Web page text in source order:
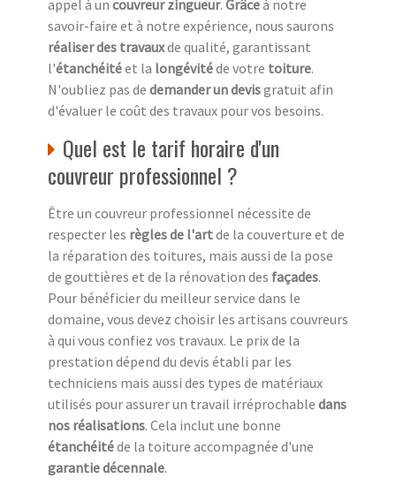
appel à un couvreur zingueur. Grâceà notre
savoir-faire et à notre expérience, nous saurons
réaliser des travauxde qualité, garantissant
l'étanchéitéet la longévitéde votre toiture.
N'oubliez pas de demander un devisgratuit afin
d'évaluer le coût des travaux pour vos besoins.
Quel est le tarif horaire d'un
couvreur professionnel ?
Être un couvreur professionnel nécessite de
respecter les règles de l'artde la couverture et de
la réparation des toitures, mais aussi de la pose
de gouttières et de la rénovation des façades.
Pour bénéficier du meilleur service dans le
domaine, vous devez choisir les artisans couvreurs
à qui vous confiez vos travaux. Le prix de la
prestation dépend du devis établi par les
techniciens mais aussi des types de matériaux
utilisés pour assurer un travail irréprochable dans
nos réalisations. Cela inclut une bonne
étanchéitéde la toiture accompagnée d'une
garantie décennale.